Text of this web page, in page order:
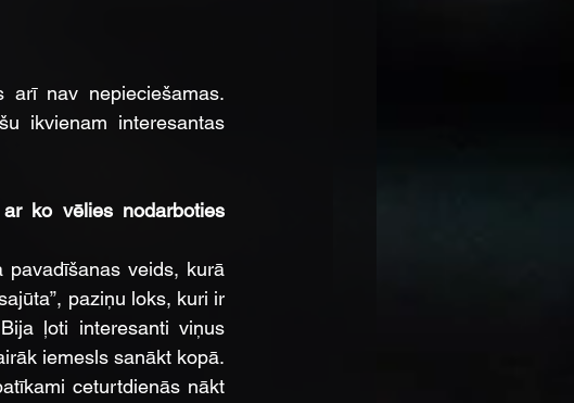
arī nav nepieciešamas.
ikvienam interesantas
ko vēlies nodarboties
veids, kurā
paziņu loks, kuri ir
ļoti interesanti viņus
iemesls sanākt kopā.
ceturtdienās nākt